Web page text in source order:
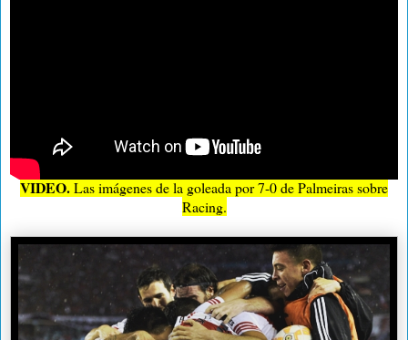
VIDEO.Las imágenes de la goleada por 7-0 de Palmeiras sobre
Racing.